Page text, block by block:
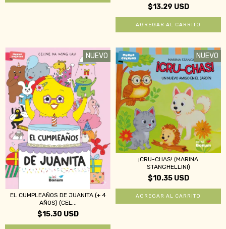
$13.29 USD
NUEVO
EL CUMPLEAÑOS DE JUANITA (+ 4
AÑOS) (CEL...
$15.30 USD
NUEVO
¡CRU-CHAS! (MARINA
STANGHELLINI)
$10.35 USD